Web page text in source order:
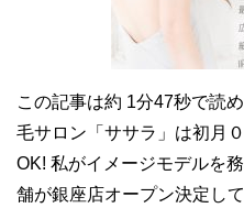
この記事は約 1分47秒で読
毛サロン「ササラ」は初月
OK! 私がイメージモデルを
舗が銀座店オープン決定し